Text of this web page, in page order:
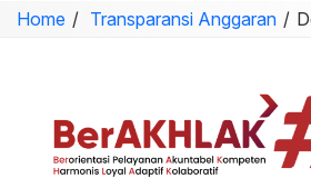
Home Transparansi Anggaran